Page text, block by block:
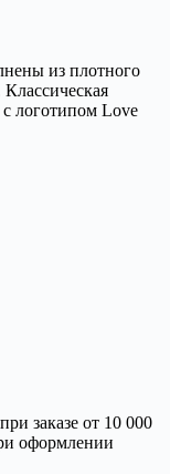
из плотного
логотипом Love
заказе от 10 000
оформлении